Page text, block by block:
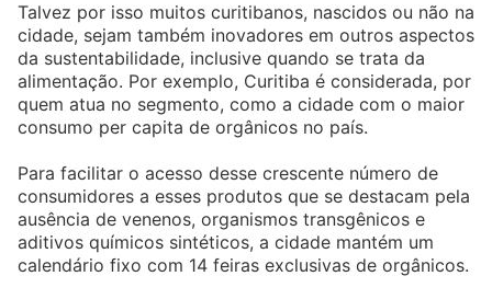
Talvez por isso muitos curitibanos, nascidos ou não na
cidade, sejam também inovadores em outros aspectos
da sustentabilidade, inclusive quando se trata da
alimentação. Por exemplo, Curitiba é considerada, por
quem atua no segmento, como a cidade com o maior
consumo per capita de orgânicos no país.
Para facilitar o acesso desse crescente número de
consumidores a esses produtos que se destacam pela
ausência de venenos, organismos transgênicos e
aditivos químicos sintéticos, a cidade mantém um
calendário fixo com 14 feiras exclusivas de orgânicos.